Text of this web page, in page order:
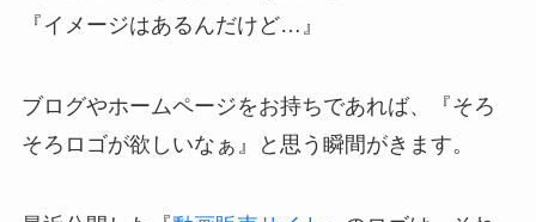
『イメージはあるんだけど…』
ブログやホームページをお持ちであれば、『そろ
そろロゴが欲しいなぁ』と思う瞬間がきます。